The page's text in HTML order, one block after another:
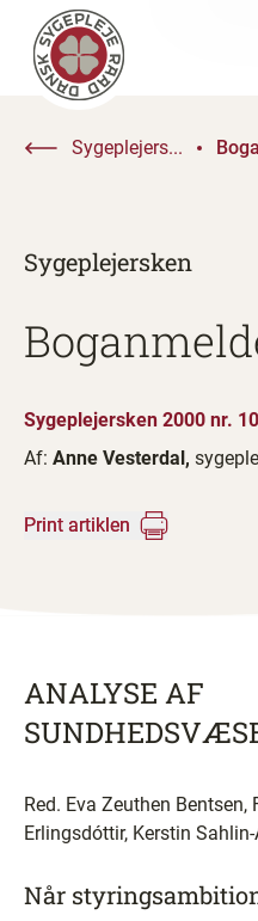
Sygeplejers...
Sygeplejersken
Sygeplejersken 2000 nr. 10
Af: Anne Vesterdal,
Print artiklen
ANALYSE AF
Red. Eva Zeuthen Bentsen,
Erlingsdóttir, Kerstin
Når